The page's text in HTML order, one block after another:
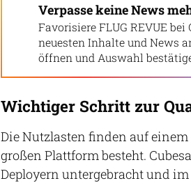
Verpasse keine News
Favorisiere FLUG REVUE
neuesten Inhalte und News
öffnen und Auswahl
Wichtiger Schritt zur
Die Nutzlasten finden auf
großen Plattform besteht.
Deployern untergebracht und